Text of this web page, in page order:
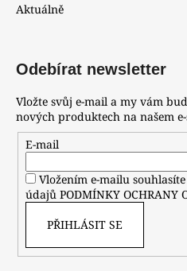
Aktuálně
Odebírat newsletter
Vložte svůj e-mail a my vám
nových produktech na našem
E-mail
Vložením e-mailu
údajů PODMÍNKY OCHRANY
PŘIHLÁSIT SE